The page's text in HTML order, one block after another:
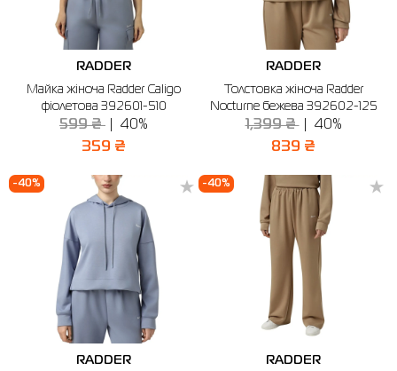
RADDER
Майка жіноча Radder Caligo
фіолетова 392601-510
599 ₴ 40%
359 ₴
RADDER
Толстовка жіноча Radder
Nocturne бежева 392602-125
1,399 ₴ 40%
839 ₴
-40%
RADDER
-40%
RADDER